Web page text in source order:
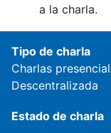
a la charla.
Tipo de charla
Charlas
Descentralizada
Estado de charla